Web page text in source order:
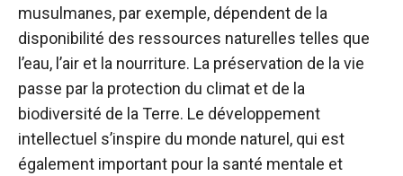
musulmanes, par exemple, dépendent de la
disponibilité des ressources naturelles telles que
l’eau, l’air et la nourriture. La préservation de la vie
passe par la protection du climat et de la
biodiversité de la Terre. Le développement
intellectuel s’inspire du monde naturel, qui est
également important pour la santé mentale et